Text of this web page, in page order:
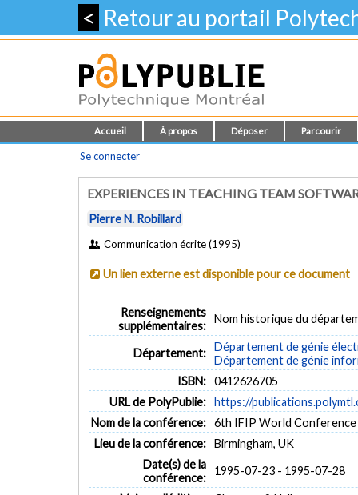
< Retour au portail
Accueil À propos Déposer Parcourir
Se connecter
EXPERIENCES IN TEACHING TEAM
Pierre N. Robillard
Communication écrite (1995)
Un lien externe est disponible pour ce document
Renseignements
supplémentaires:
Nom historique du
Département: Département de génie
Département de génie
ISBN: 0412626705
URL de PolyPublie: https://
Nom de la conférence: 6th IFIP World
Lieu de la conférence: Birmingham, UK
Date(s) de la
conférence:
1995-07-23 - 1995-07-28